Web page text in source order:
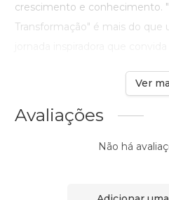
crescimento e conhecimento.
Transformação" é mais do que
Ver
Avaliações
Não há